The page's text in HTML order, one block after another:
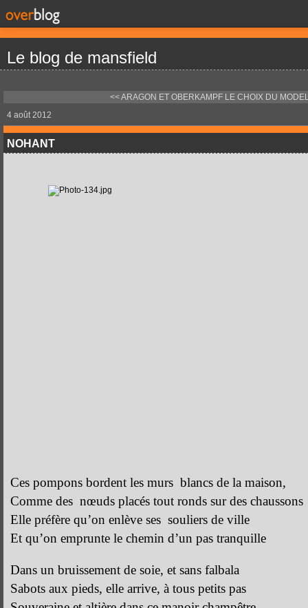
Le blog de mansfield
<< ARAGON ET OBERKAMPF LE CHOIX DU
4 août 2012
NOHANT
Ces pompons bordent les murs blancs de la maison,
Comme des nœuds placés tout ronds sur des chaussons
Elle préfère qu’on enlève ses souliers de ville
Et qu’on emprunte le chemin d’un pas tranquille
Dans un bruissement de soie, et sans falbala
Sabots aux pieds, elle arrive, à tous petits pas